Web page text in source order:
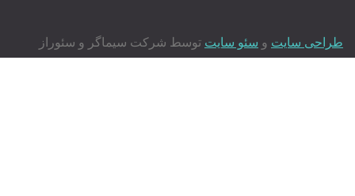
طراحی سایتو سئو سایتتوسط شرکت سیماگر و سئوراز